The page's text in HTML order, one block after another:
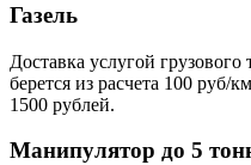
Газель
Доставка услугой грузового
берется из расчета 100 руб/
1500 рублей.
Манипулятор до 5